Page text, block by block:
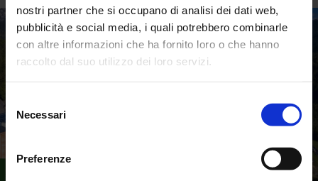
nostri partner che si occupano di analisi dei dati web,
pubblicità e social media, i quali potrebbero combinarle
con altre informazioni che ha fornito loro o che hanno
raccolto dal suo utilizzo dei loro servizi.
del
consenso
Necessari
Preferenze